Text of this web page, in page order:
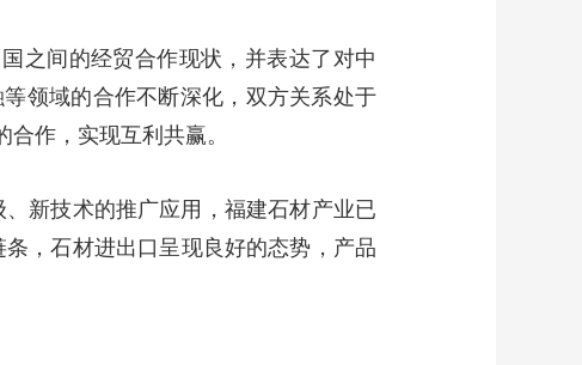
之间的经贸合作现状，并表达了对中
领域的合作不断深化，双方关系处于
作，实现互利共赢。
新技术的推广应用，福建石材产业已
，石材进出口呈现良好的态势，产品